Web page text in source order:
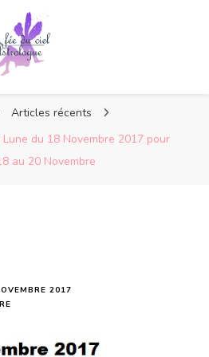
Articles récents
du 18 Novembre 2017 pour
au 20 Novembre
2017
LA